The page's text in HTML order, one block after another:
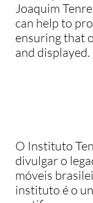
Joaquim
can help to
ensuring that
and displayed.
O Instituto
divulgar o
móveis
instituto é o